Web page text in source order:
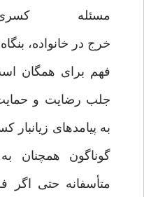
مسئله کسری
خرج در خانواده،
فهم برای همگان
جلب رضایت و
به پیامدهای زیانبار
گوناگون همچنان
متأسفانه حتی